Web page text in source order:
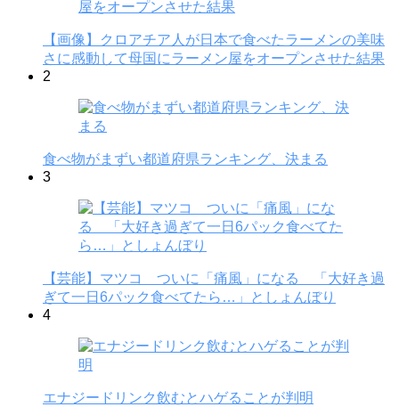
【画像】クロアチア人が日本で食べたラーメンの美味
さに感動して母国にラーメン屋をオープンさせた結果
2
食べ物がまずい都道府県ランキング、決まる
3
【芸能】マツコ ついに「痛風」になる 「大好き過
ぎて一日6パック食べてたら…」としょんぼり
4
エナジードリンク飲むとハゲることが判明